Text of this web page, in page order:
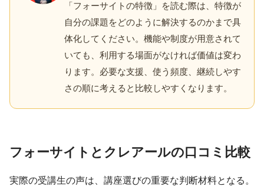
「フォーサイトの特徴」を読む際は、特徴が
自分の課題をどのように解決するのかまで具
体化してください。機能や制度が用意されて
いても、利用する場面がなければ価値は変わ
ります。必要な支援、使う頻度、継続しやす
さの順に考えると比較しやすくなります。
フォーサイトとクレアールの口コミ比較
実際の受講生の声は、講座選びの重要な判断材料となる。